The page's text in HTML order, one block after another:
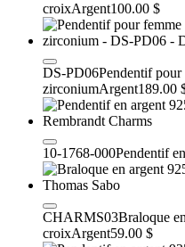
croixArgent100.00 $
DS-PD06Pendentif
zirconiumArgent189.00
10-1768-000Pendentif
CHARMS03Braloque
croixArgent59.00 $